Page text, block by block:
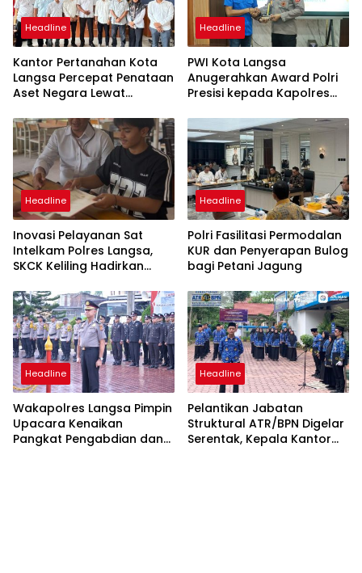
Headline
Kantor Pertanahan Kota
Langsa Percepat Penataan
Aset Negara Lewat
Headline
PWI Kota Langsa
Anugerahkan Award Polri
Presisi kepada Kapolres
Headline
Inovasi Pelayanan Sat
Intelkam Polres Langsa,
SKCK Keliling Hadirkan
Mudah dan Humanis
Headline
Polri Fasilitasi Permodalan
KUR dan Penyerapan Bulog
bagi Petani Jagung
Headline
Wakapolres Langsa Pimpin
Upacara Kenaikan
Pangkat Pengabdian dan
Headline
Pelantikan Jabatan
Struktural ATR/BPN Digelar
Serentak, Kepala Kantor